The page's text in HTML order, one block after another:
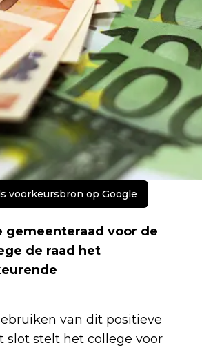
voorkeursbron op Google
gemeenteraad voor de
de raad het
van dit positieve
slot stelt het college voor